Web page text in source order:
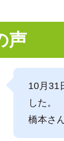
声
10月31
した。
橋本さ